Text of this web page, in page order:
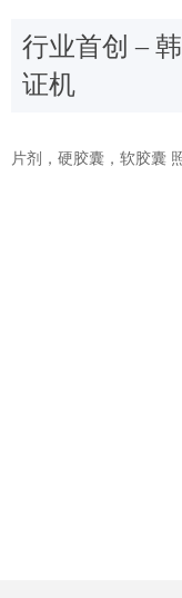
片剂，硬胶囊，软胶囊
行业首创 –
证机